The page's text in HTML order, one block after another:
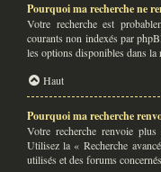
Pourquoi ma recherche ne
Votre recherche est
courants non indexés par
les options disponibles dans la
Haut
Pourquoi ma recherche
Votre recherche renvoie
Utilisez la « Recherche
utilisés et des forums